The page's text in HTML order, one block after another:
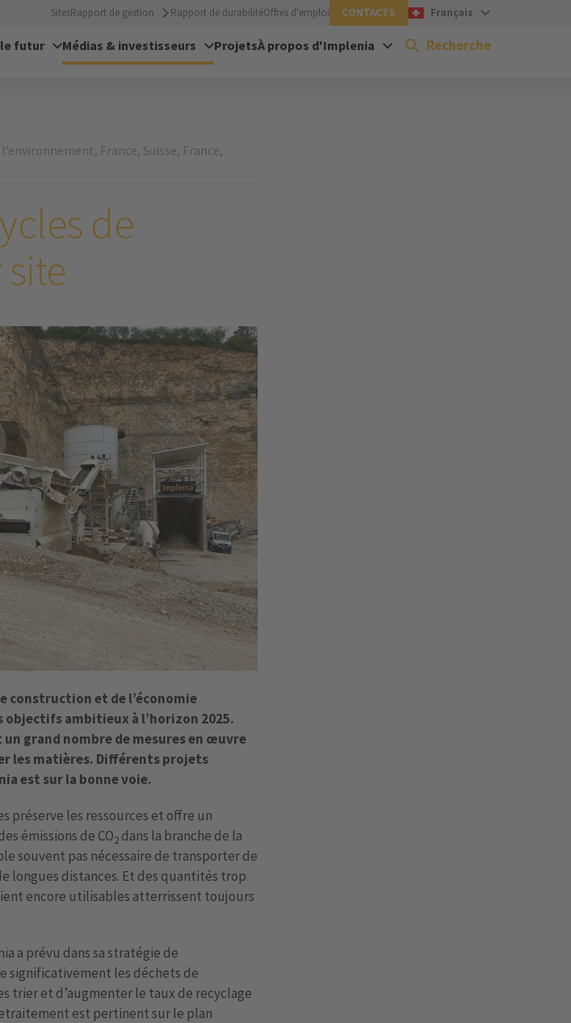
SitesRapport de gestion Rapport de durabilitéOffres d'emploi CONTACTS Français
le futur Médias & investisseurs ProjetsÀ propos d'Implenia Recherche
France, Suisse, France,
de
construction et de l’économie
objectifs ambitieux à l’horizon 2025.
grand nombre de mesures en œuvre
les matières. Différents projets
est sur la bonne voie.
préserve les ressources et offre un
émissions de CO2 dans la branche de la
souvent pas nécessaire de transporter de
longues distances. Et des quantités trop
encore utilisables atterrissent toujours
a prévu dans sa stratégie de
significativement les déchets de
trier et d’augmenter le taux de recyclage
est pertinent sur le plan